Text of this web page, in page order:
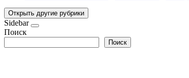
Открыть другие рубрики
Sidebar
Поиск
Поиск